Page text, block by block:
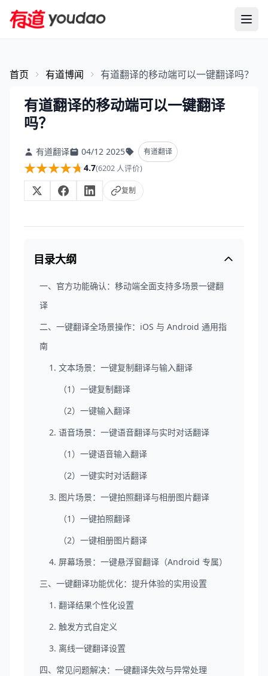
首页 有道博闻 有道翻译的移动端可以一键翻译吗？
有道翻译的移动端可以一键翻译
吗？
有道翻译 04/12 2025 有道翻译
★★★★★
★★★★★4.7(6202 人评价)
复制
目录大纲
一、官方功能确认：移动端全面支持多场景一键翻
译
二、一键翻译全场景操作：iOS 与 Android 通用指
南
1. 文本场景：一键复制翻译与输入翻译
（1）一键复制翻译
（2）一键输入翻译
2. 语音场景：一键语音翻译与实时对话翻译
（1）一键语音输入翻译
（2）一键实时对话翻译
3. 图片场景：一键拍照翻译与相册图片翻译
（1）一键拍照翻译
（2）一键相册图片翻译
4. 屏幕场景：一键悬浮窗翻译（Android 专属）
三、一键翻译功能优化：提升体验的实用设置
1. 翻译结果个性化设置
2. 触发方式自定义
3. 离线一键翻译设置
四、常见问题解决：一键翻译失效与异常处理